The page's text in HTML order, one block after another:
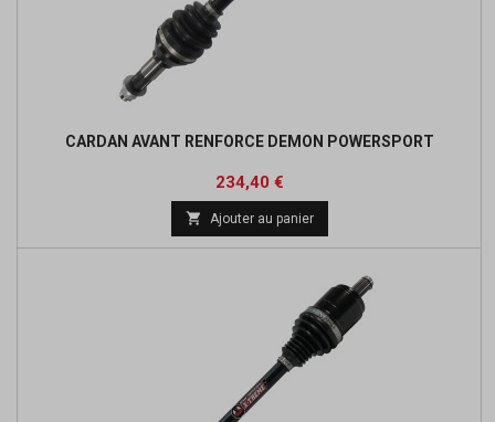
CARDAN AVANT RENFORCE DEMON POWERSPORT
Prix
234,40 €Prix
de
base
 Ajouter au panier